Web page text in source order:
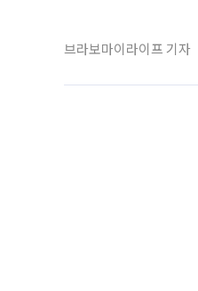
브라보마이라이프 기자